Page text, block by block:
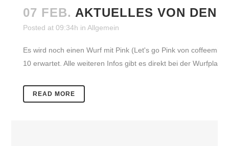
07 FEB. AKTUELLES VON DEN
Posted at 09:34h inAllgemein
Es wird noch einen Wurf mit Pink (Let's go Pink von
10 erwartet. Alle weiteren Infos gibt es direkt bei der
READ MORE